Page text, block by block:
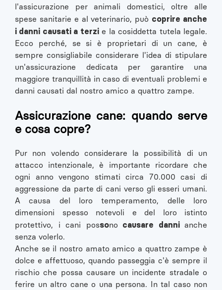
l'assicurazione per animali domestici, oltre alle
spese sanitarie e al veterinario, può coprire anche
i danni causati a terzie la cosiddetta tutela legale.
Ecco perché, se si è proprietari di un cane, è
sempre consigliabile considerare l'idea di stipulare
un'assicurazione dedicata per garantire una
maggiore tranquillità in caso di eventuali problemi e
danni causati dal nostro amico a quattro zampe.
Assicurazione cane: quando serve
e cosa copre?
Pur non volendo considerare la possibilità di un
attacco intenzionale, è importante ricordare che
ogni anno vengono stimati circa 70.000 casi di
aggressione da parte di cani verso gli esseri umani.
A causa del loro temperamento, delle loro
dimensioni spesso notevoli e del loro istinto
protettivo, i cani possonocausare danni anche
senza volerlo.
Anche se il nostro amato amico a quattro zampe è
dolce e affettuoso, quando passeggia c'è sempre il
rischio che possa causare un incidente stradale o
ferire un altro cane o una persona. In tal caso non